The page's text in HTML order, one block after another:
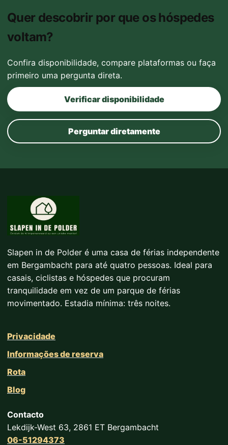
Quer descobrir por que os hóspedes
voltam?
Confira disponibilidade, compare plataformas ou faça
primeiro uma pergunta direta.
Verificar disponibilidade
Perguntar diretamente
Slapen in de Polder é uma casa de férias independente
em Bergambacht para até quatro pessoas. Ideal para
casais, ciclistas e hóspedes que procuram
tranquilidade em vez de um parque de férias
movimentado. Estadia mínima: três noites.
Privacidade
Informações de reserva
Rota
Blog
Contacto
Lekdijk-West 63, 2861 ET Bergambacht
06-51294373